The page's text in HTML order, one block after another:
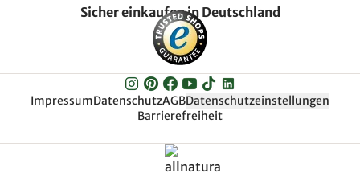
Sicher einkaufen in Deutschland
ImpressumDatenschutzAGBDatenschutzeinstellungen
Barrierefreiheit